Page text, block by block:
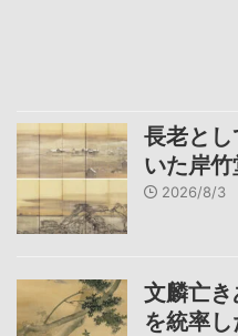
長老と
いた岸竹
2026/8/3
文麟亡
を統率